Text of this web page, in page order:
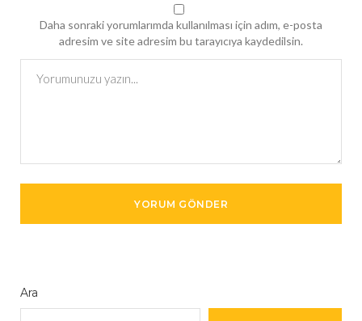
Daha sonraki yorumlarımda kullanılması için adım, e-posta
adresim ve site adresim bu tarayıcıya kaydedilsin.
Ara